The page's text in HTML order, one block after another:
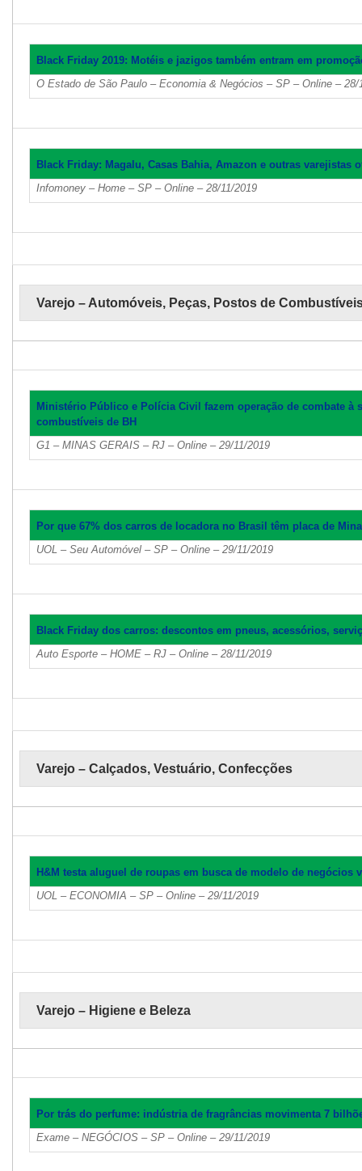
Black Friday 2019: Motéis e jazigos também entram em
O Estado de São Paulo – Economia & Negócios – SP – Online – 28/
Black Friday: Magalu, Casas Bahia, Amazon e outras varejistas
Infomoney – Home – SP – Online – 28/11/2019
Varejo – Automóveis, Peças, Postos de
Ministério Público e Polícia Civil fazem operação de combate à
combustíveis de BH
G1 – MINAS GERAIS – RJ – Online – 29/11/2019
Por que 67% dos carros de locadora no Brasil têm placa de
UOL – Seu Automóvel – SP – Online – 29/11/2019
Black Friday dos carros: descontos em pneus, acessórios,
Auto Esporte – HOME – RJ – Online – 28/11/2019
Varejo – Calçados, Vestuário, Confecções
H&M testa aluguel de roupas em busca de modelo de negócios
UOL – ECONOMIA – SP – Online – 29/11/2019
Varejo – Higiene e Beleza
Por trás do perfume: indústria de fragrâncias movimenta 7
Exame – NEGÓCIOS – SP – Online – 29/11/2019